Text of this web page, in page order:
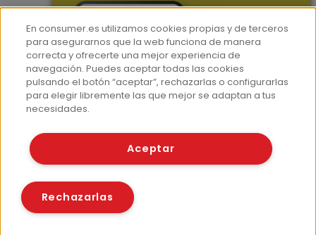
Hemeroteca
Contacto
Prensa
Corpus Lingüístico Consumer
© Fundación EROSKI
Políticas de cookies
En consumer.es utilizamos cookies propias y de terceros
para asegurarnos que la web funciona de manera
correcta y ofrecerte una mejor experiencia de
navegación. Puedes aceptar todas las cookies
pulsando el botón “aceptar”, rechazarlas o configurarlas
para elegir libremente las que mejor se adaptan a tus
necesidades.
Aceptar
Rechazarlas